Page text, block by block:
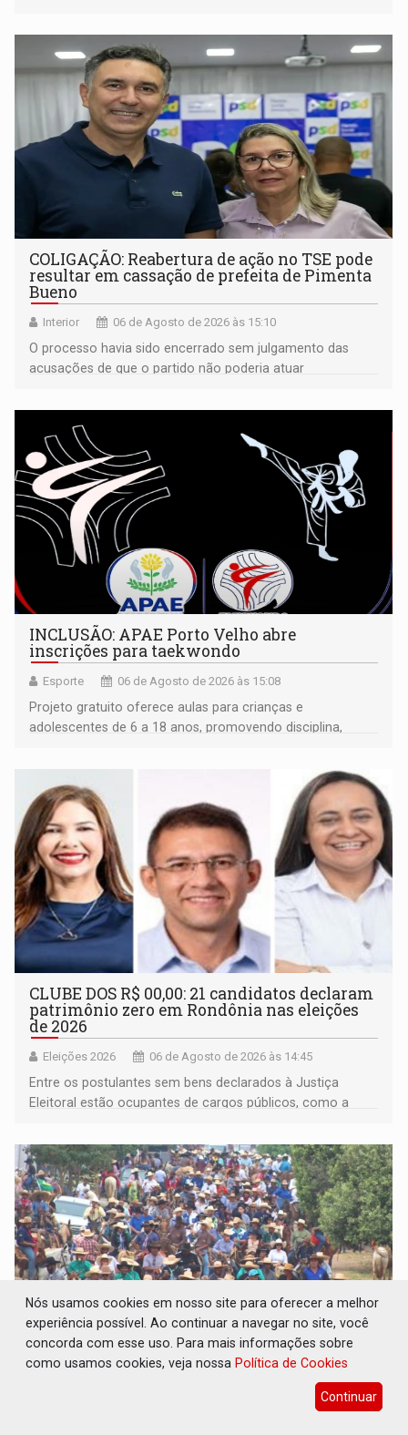
COLIGAÇÃO: Reabertura de ação no TSE pode
resultar em cassação de prefeita de Pimenta
Bueno
Interior 06 de Agosto de 2026 às 15:10
O processo havia sido encerrado sem julgamento das
acusações de que o partido não poderia atuar
INCLUSÃO: APAE Porto Velho abre
inscrições para taekwondo
Esporte 06 de Agosto de 2026 às 15:08
Projeto gratuito oferece aulas para crianças e
adolescentes de 6 a 18 anos, promovendo disciplina,
CLUBE DOS R$ 00,00: 21 candidatos declaram
patrimônio zero em Rondônia nas eleições
de 2026
Eleições 2026 06 de Agosto de 2026 às 14:45
Entre os postulantes sem bens declarados à Justiça
Eleitoral estão ocupantes de cargos públicos, como a
Pedro Geovar (PP) e a vice-prefeita Magna dos Anjos
(NOVO)
INTERIOR: Ouro Preto do Oeste realiza
Cavalgada da Expo Show Norte neste sábado
Nós usamos cookies em nosso site para oferecer a melhor
experiência possível. Ao continuar a navegar no site, você
concorda com esse uso. Para mais informações sobre
como usamos cookies, veja nossa Política de Cookies
Continuar